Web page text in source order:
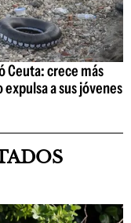
Ceuta: crece más
a sus jóvenes